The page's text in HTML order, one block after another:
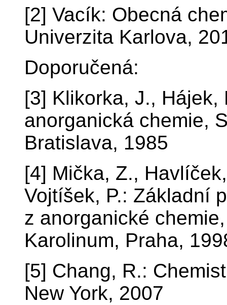
[2] Vacík: Obecná
Univerzita Karlova,
Doporučená:
[3] Klikorka, J., Hájek,
anorganická chemie,
Bratislava, 1985
[4] Mička, Z.,
Vojtíšek, P.: Základní
z anorganické
Karolinum, Praha,
[5] Chang, R.:
New York, 2007